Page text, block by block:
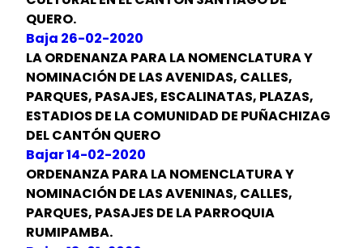
QUERO.
Baja 26-02-2020
LA ORDENANZA PARA LA NOMENCLATURA Y
NOMINACIÓN DE LAS AVENIDAS, CALLES,
PARQUES, PASAJES, ESCALINATAS, PLAZAS,
ESTADIOS DE LA COMUNIDAD DE PUÑACHIZAG
DEL CANTÓN QUERO
Bajar 14-02-2020
ORDENANZA PARA LA NOMENCLATURA Y
NOMINACIÓN DE LAS AVENINAS, CALLES,
PARQUES, PASAJES DE LA PARROQUIA
RUMIPAMBA.